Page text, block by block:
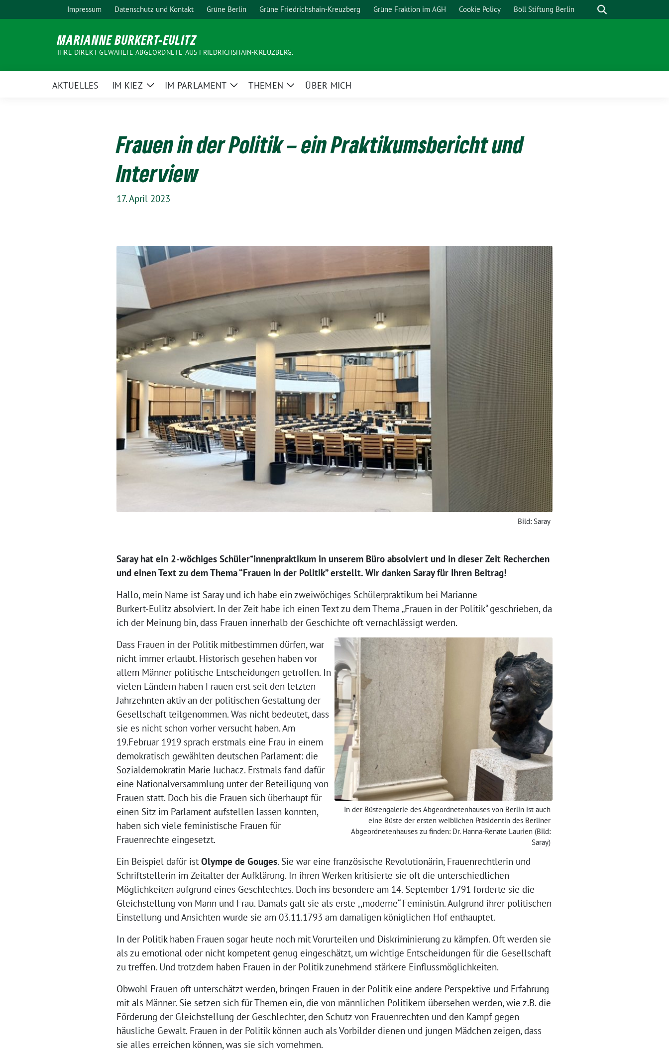
zum
Impressum Datenschutz und Kontakt Grüne Berlin Grüne Friedrichshain-Kreuzberg Grüne Fraktion im AGH Cookie Policy Böll Stiftung Berlin
MARIANNE BURKERT-EULITZ
IHRE DIREKT GEWÄHLTE ABGEORDNETE AUS FRIEDRICHSHAIN-KREUZBERG.
AKTUELLES IM KIEZ
ZeigeIM PARLAMENT
ZeigeTHEMEN
ZeigeÜBER MICH
Frauen in der Politik – ein Praktikumsbericht und
Interview
17. April 2023
Bild: Saray
Saray hat ein 2-wöchiges Schüler*innenpraktikum in unserem Büro absolviert und in dieser Zeit Recherchen
und einen Text zu dem Thema “Frauen in der Politik” erstellt. Wir danken Saray für Ihren Beitrag!
Hallo, mein Name ist Saray und ich habe ein zweiwöchiges Schülerpraktikum bei Marianne
Burkert-Eulitz absolviert. In der Zeit habe ich einen Text zu dem Thema „Frauen in der Politik“ geschrieben, da
ich der Meinung bin, dass Frauen innerhalb der Geschichte oft vernachlässigt werden.
Dass Frauen in der Politik mitbestimmen dürfen, war
nicht immer erlaubt. Historisch gesehen haben vor
allem Männer politische Entscheidungen getroffen. In
vielen Ländern haben Frauen erst seit den letzten
Jahrzehnten aktiv an der politischen Gestaltung der
Gesellschaft teilgenommen. Was nicht bedeutet, dass
sie es nicht schon vorher versucht haben. Am
19.Februar 1919 sprach erstmals eine Frau in einem
demokratisch gewählten deutschen Parlament: die
Sozialdemokratin Marie Juchacz. Erstmals fand dafür
eine Nationalversammlung unter der Beteiligung von
Frauen statt. Doch bis die Frauen sich überhaupt für
einen Sitz im Parlament aufstellen lassen konnten,
haben sich viele feministische Frauen für
Frauenrechte eingesetzt.
In der Büstengalerie des Abgeordnetenhauses von Berlin ist auch
eine Büste der ersten weiblichen Präsidentin des Berliner
Abgeordnetenhauses zu finden: Dr. Hanna-Renate Laurien (Bild:
Saray)
Ein Beispiel dafür ist Olympe de Gouges. Sie war eine französische Revolutionärin, Frauenrechtlerin und
Schriftstellerin im Zeitalter der Aufklärung. In ihren Werken kritisierte sie oft die unterschiedlichen
Möglichkeiten aufgrund eines Geschlechtes. Doch ins besondere am 14. September 1791 forderte sie die
Gleichstellung von Mann und Frau. Damals galt sie als erste ,,moderne“ Feministin. Aufgrund ihrer politischen
Einstellung und Ansichten wurde sie am 03.11.1793 am damaligen königlichen Hof enthauptet.
In der Politik haben Frauen sogar heute noch mit Vorurteilen und Diskriminierung zu kämpfen. Oft werden sie
als zu emotional oder nicht kompetent genug eingeschätzt, um wichtige Entscheidungen für die Gesellschaft
zu treffen. Und trotzdem haben Frauen in der Politik zunehmend stärkere Einflussmöglichkeiten.
Obwohl Frauen oft unterschätzt werden, bringen Frauen in der Politik eine andere Perspektive und Erfahrung
mit als Männer. Sie setzen sich für Themen ein, die von männlichen Politikern übersehen werden, wie z.B. die
Förderung der Gleichstellung der Geschlechter, den Schutz von Frauenrechten und den Kampf gegen
häusliche Gewalt. Frauen in der Politik können auch als Vorbilder dienen und jungen Mädchen zeigen, dass
sie alles erreichen können, was sie sich vornehmen.